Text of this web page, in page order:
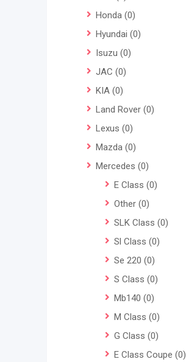
Honda (0)
Hyundai (0)
Isuzu (0)
JAC (0)
KIA (0)
Land Rover (0)
Lexus (0)
Mazda (0)
Mercedes (0)
E Class (0)
Other (0)
SLK Class (0)
Sl Class (0)
Se 220 (0)
S Class (0)
Mb140 (0)
M Class (0)
G Class (0)
E Class Coupe (0)